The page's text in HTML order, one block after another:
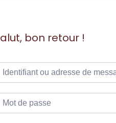
bon retour !